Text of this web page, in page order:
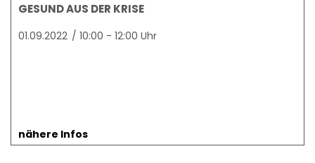
GESUND AUS DER KRISE
01.09.2022 / 10:00 - 12:00 Uhr
nähere Infos